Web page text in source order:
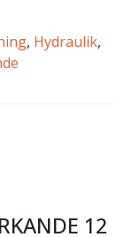
, Hydraulik,
12